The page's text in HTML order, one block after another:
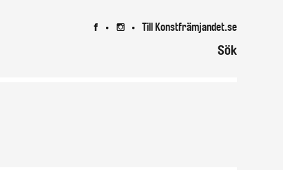
7 8 Till Konstfrämjandet.se
Sök